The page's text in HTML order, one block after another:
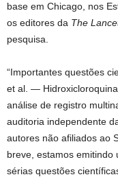
base em Chicago, nos
os editores da The
pesquisa.
“Importantes questões
et al. —
análise de registro
auditoria independente
autores não afiliados ao
breve, estamos
sérias questões